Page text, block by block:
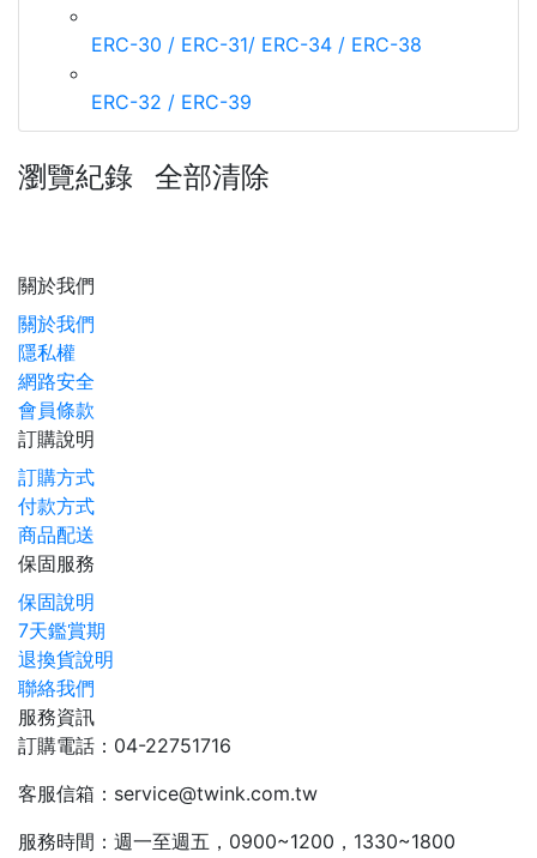
ERC-30 / ERC-31/ ERC-34 / ERC-38
ERC-32 / ERC-39
瀏覽紀錄 全部清除
關於我們
關於我們
隱私權
網路安全
會員條款
訂購說明
訂購方式
付款方式
商品配送
保固服務
保固說明
7天鑑賞期
退換貨說明
聯絡我們
服務資訊
訂購電話：04-22751716
客服信箱：service@twink.com.tw
服務時間：週一至週五，0900~1200，1330~1800